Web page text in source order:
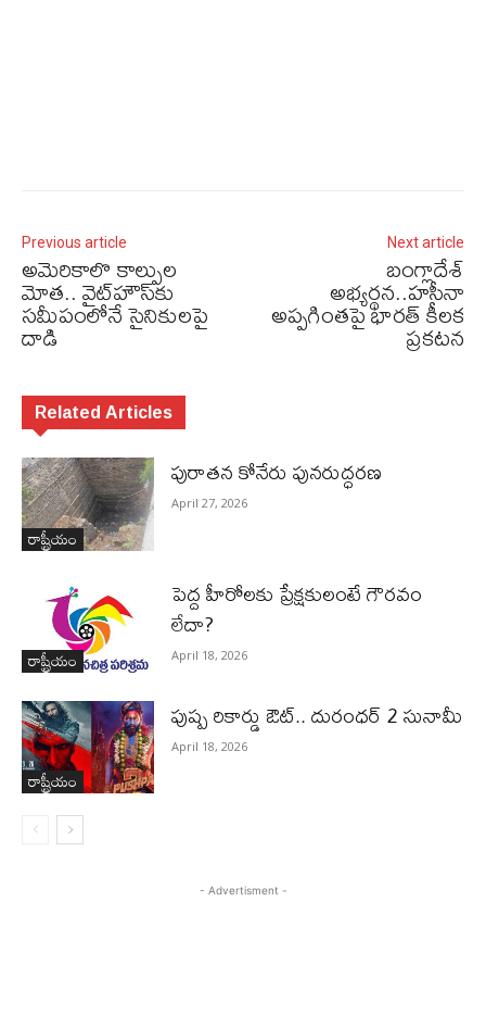
Previous article
అమెరికాలొ కాల్పుల
మోత.. వైట్‌హౌస్‌కు
సమీపంలోనే సైనికులపై
దాడి
Next article
బంగ్లాదేశ్
అభ్యర్థన..హసీనా
అప్పగింతపై భారత్ కీలక
ప్రకటన
Related Articles
రాష్ట్రీయం
పురాత‌న కోనేరు పున‌రుద్ధ‌ర‌ణ
April 27, 2026
రాష్ట్రీయం
పెద్ద హీరోల‌కు ప్రేక్ష‌కులంటే గౌర‌వం
లేదా?
April 18, 2026
రాష్ట్రీయం
పుష్ప రికార్డు ఔట్‌.. దురంధ‌ర్ 2 సునామీ
April 18, 2026
- Advertisment -